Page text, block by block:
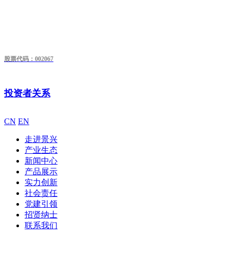
股票代码：002067
投资者关系
CN EN
走进景兴
产业生态
新闻中心
产品展示
实力创新
社会责任
党建引领
招贤纳士
联系我们